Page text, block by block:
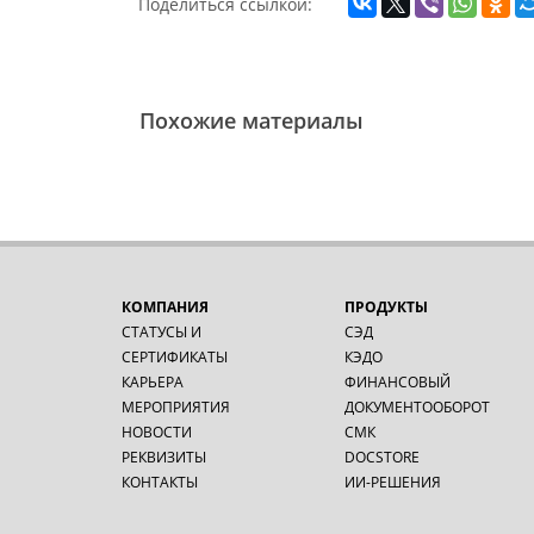
Похожие материалы
КОМПАНИЯ
СТАТУСЫ И
СЕРТИФИКАТЫ
КАРЬЕРА
МЕРОПРИЯТИЯ
НОВОСТИ
РЕКВИЗИТЫ
КОНТАКТЫ
ПРОДУКТЫ
СЭД
КЭДО
ФИНАНСОВЫЙ
ДОКУМЕНТООБОРОТ
СМК
DOCSTORE
ИИ-РЕШЕНИЯ